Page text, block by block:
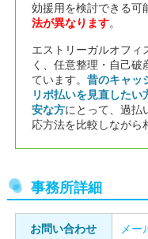
効援用を検討できる可
法が異なります。
エストリーガルオフィ
く、任意整理・自己破
ています。 昔のキャッ
リボ払いを見直した
安な方にとって、過払
応方法を比較しながら
事務所詳細
お問い合わせ メー